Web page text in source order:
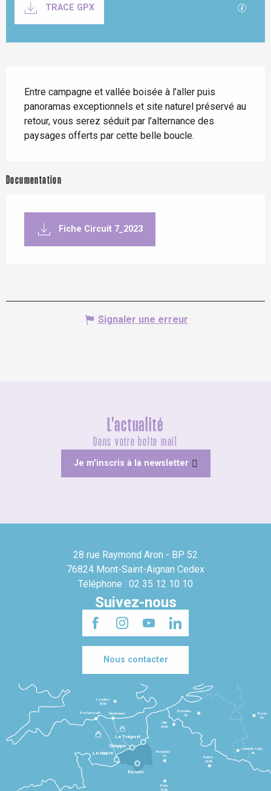
TRACE GPX
Entre campagne et vallée boisée à l’aller puis
panoramas exceptionnels et site naturel préservé au
retour, vous serez séduit par l’alternance des
paysages offerts par cette belle boucle.
Documentation
Fiche Circuit 7_2023
Signaler une erreur
L'actualité
Dans votre boîte mail
Je m'inscris à la newsletter
28 rue Raymond Aron - BP 52
76824 Mont-Saint-Aignan Cedex
Téléphone : 02 35 12 10 10
Suivez-nous
Nous contacter
Le Havre
Dieppe
Le Tréport
Paris
1h30
Beauvais
1h
Reims
2h45
Lille
2h30
Bruxelles
3h
Londres
3h30
Newhaven
Portsmouth
Bonn
5h
Luxembourg
4h
Rouen